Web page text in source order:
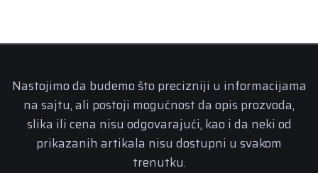
Nastojimo da budemo što precizniji u informacijama
na sajtu, ali postoji mogućnost da opis prozvoda,
slika ili cena nisu odgovarajući, kao i da neki od
prikazanih artikala nisu dostupni u svakom
trenutku.